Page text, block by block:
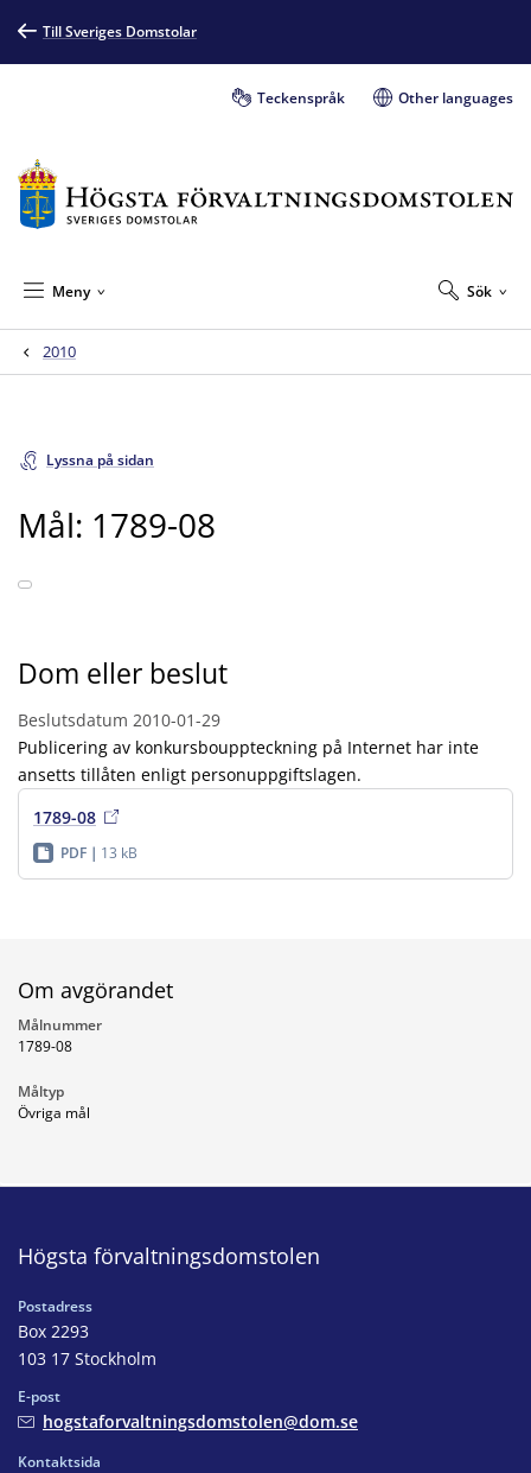
Till Sveriges Domstolar
Teckenspråk Other languages
Sök
Meny
2010
Lyssna på sidan
Mål: 1789-08
Dom eller beslut
Beslutsdatum 2010-01-29
Publicering av konkursbouppteckning på Internet har inte
ansetts tillåten enligt personuppgiftslagen.
1789-08
PDF 13 kB
Om avgörandet
Målnummer
1789-08
Måltyp
Övriga mål
Högsta förvaltningsdomstolen
Postadress
Box 2293
103 17 Stockholm
E-post
hogstaforvaltningsdomstolen@dom.se
Kontaktsida